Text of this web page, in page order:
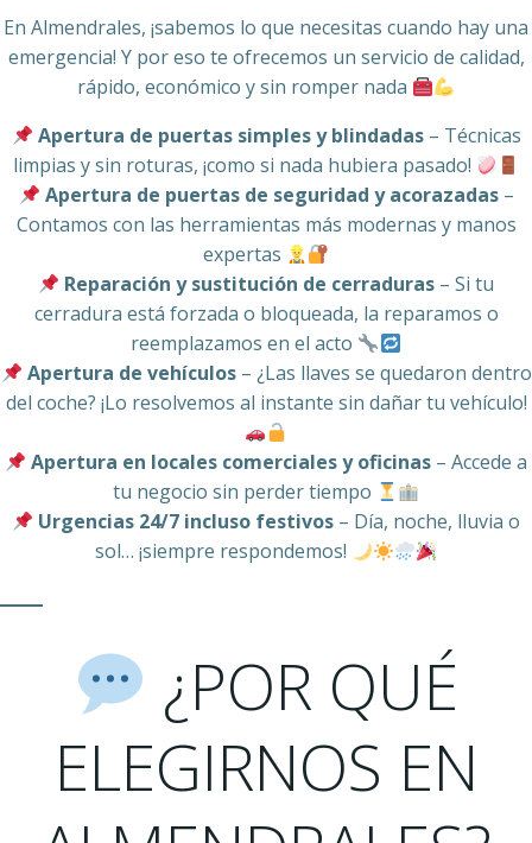
En Almendrales, ¡sabemos lo que necesitas cuando hay una
emergencia! Y por eso te ofrecemos un servicio de calidad,
rápido, económico y sin romper nada
Apertura de puertas simples y blindadas– Técnicas
limpias y sin roturas, ¡como si nada hubiera pasado!
Apertura de puertas de seguridad y acorazadas–
Contamos con las herramientas más modernas y manos
expertas
Reparación y sustitución de cerraduras – Si tu
cerradura está forzada o bloqueada, la reparamos o
reemplazamos en el acto
Apertura de vehículos– ¿Las llaves se quedaron dentro
del coche? ¡Lo resolvemos al instante sin dañar tu vehículo!
Apertura en locales comerciales y oficinas – Accede a
tu negocio sin perder tiempo
Urgencias 24/7 incluso festivos – Día, noche, lluvia o
sol… ¡siempre respondemos!
¿POR QUÉ
ELEGIRNOS EN